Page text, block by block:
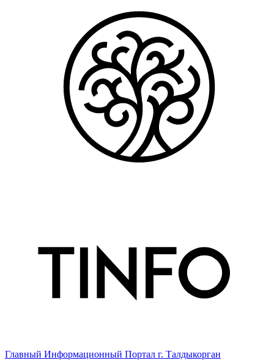
Главный Информационный Портал г. Талдыкорган